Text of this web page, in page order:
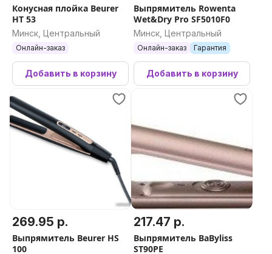
Конусная плойка Beurer
HT 53
Минск, Центральный
Онлайн-заказ
Добавить в корзину
Выпрямитель Rowenta
Wet&Dry Pro SF5010F0
Минск, Центральный
Онлайн-заказ Гарантия
Добавить в корзину
269.95 р.
Выпрямитель Beurer HS
100
217.47 р.
Выпрямитель BaByliss
ST90PE